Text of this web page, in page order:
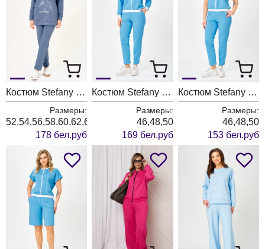
Костюм Stefany 2061-1 индиго
Размеры:
52,54,56,58,60,62,64
178 бел.руб
Костюм Stefany 2081-1 голубой
Размеры:
46,48,50
169 бел.руб
Костюм Stefany 2080-1 голубой
Размеры:
46,48,50
153 бел.руб